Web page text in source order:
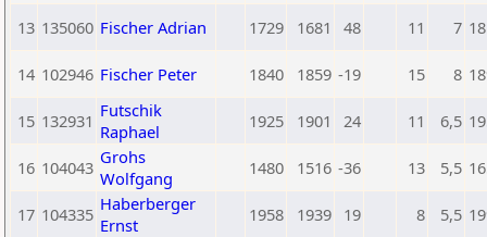
13 135060 Fischer Adrian 1729 1681 48 11 7
14 102946 Fischer Peter 1840 1859 -19 15 8
15 132931 Futschik
Raphael
1925 1901 24 11 6,5
16 104043 Grohs
Wolfgang
1480 1516 -36 13 5,5
17 104335 Haberberger
Ernst
1958 1939 19 8 5,5